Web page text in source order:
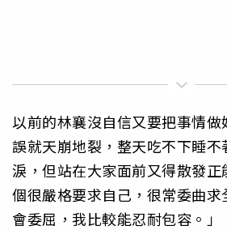
以前的林襄沒自信又要把事情
誤就天崩地裂，整天吃不下睡
淚，但站在大家面前又得散發
個很嚴格要求自己，很常委曲
會委屈，我比較能忍耐包容。」